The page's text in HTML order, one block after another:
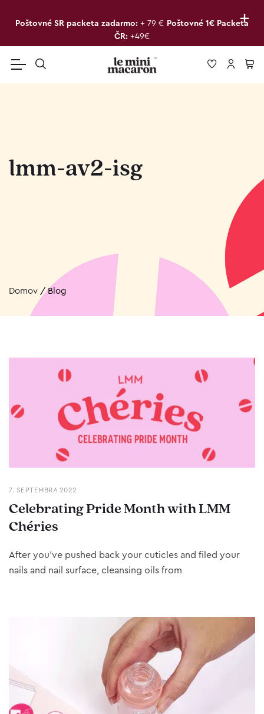
+
Poštovné SR packeta zadarmo: + 79 € Poštovné 1€ Packeta
ČR: +49€
lmm-av2-isg
Domov /Blog
7. SEPTEMBRA 2022
Celebrating Pride Month with LMM
Chéries
After you’ve pushed back your cuticles and filed your
nails and nail surface, cleansing oils from